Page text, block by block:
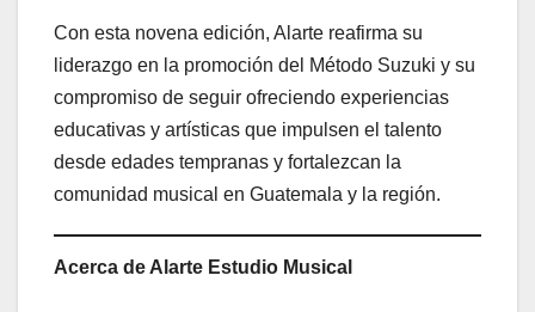
Con esta novena edición, Alarte reafirma su
liderazgo en la promoción del Método Suzuki y su
compromiso de seguir ofreciendo experiencias
educativas y artísticas que impulsen el talento
desde edades tempranas y fortalezcan la
comunidad musical en Guatemala y la región.
Acerca de Alarte Estudio Musical